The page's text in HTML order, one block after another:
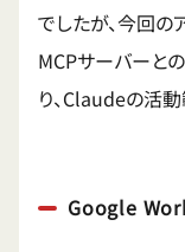
でしたが、今回の
MCPサーバーと
り、Claudeの活
Google